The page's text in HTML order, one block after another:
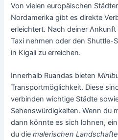
Von vielen europäischen
Nordamerika gibt es direkte
erleichtert. Nach deiner
Taxi nehmen oder den Shuttle-
in Kigali zu erreichen.
Innerhalb Ruandas bieten
Transportmöglichkeit. Diese
verbinden wichtige Städte
Sehenswürdigkeiten. Wenn du
dann könnte es sich lohnen,
du diemalerischen